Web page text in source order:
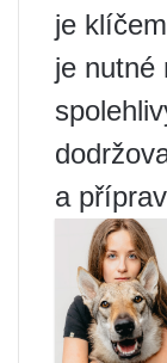
je
je nutné
a